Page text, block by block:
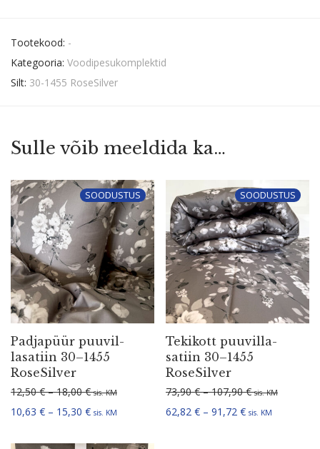
Tootekood: -
Kategooria: Voodipesukomplektid
Silt: 30-1455 RoseSilver
Sulle võib meeldida ka…
SOODUSTUS
Padjapüür puuvil­
la­satiin 30–1455
RoseSilver
12,50€ – 18,00€Hinnavahemik: 12,50 € kuni 18,00 €
sis. KM
10,63 € – 15,30 €Hinnavahemik: 10,63 € kuni 15,30 €
sis. KM
SOODUSTUS
Tekikott puuvil­la­
satiin 30–1455
RoseSilver
73,90€ – 107,90€ sis. KM
62,82 € – 91,72 €Hinnavahemik:
sis. KM